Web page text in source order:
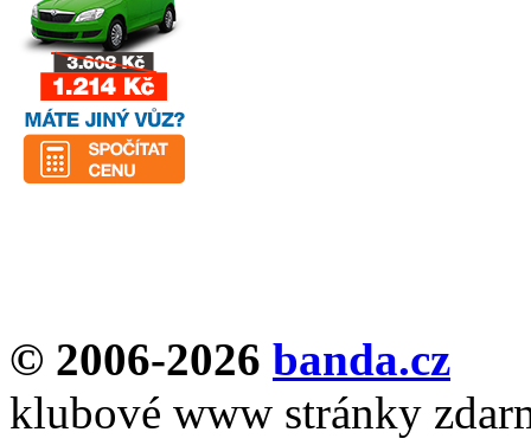
© 2006-2026 banda.cz
klubové www stránky